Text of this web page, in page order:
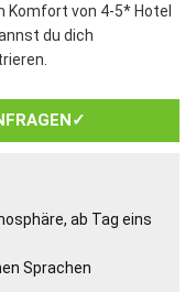
Komfort von 4-5* Hotel
du dich
ab Tag eins
Sprachen